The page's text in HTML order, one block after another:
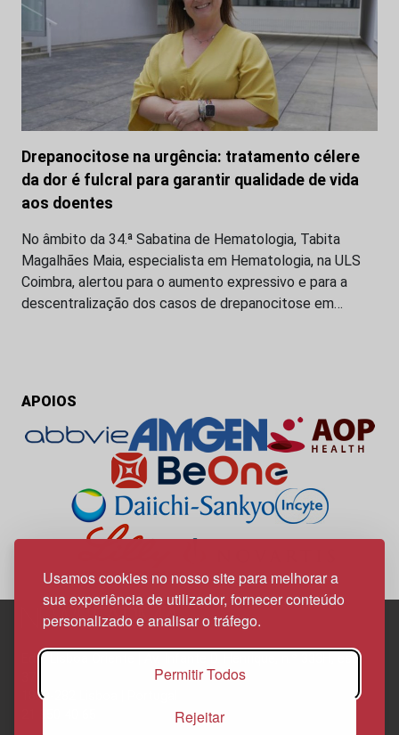
Usamos cookies no nosso site para melhorar a
sua experiência de utilizador, fornecer conteúdo
personalizado e analisar o tráfego.
Permitir Todos
Rejeitar
Drepanocitose na urgência: tratamento célere
da dor é fulcral para garantir qualidade de vida
aos doentes
No âmbito da 34.ª Sabatina de Hematologia, Tabita
Magalhães Maia, especialista em Hematologia, na ULS
Coimbra, alertou para o aumento expressivo e para a
descentralização dos casos de drepanocitose em…
APOIOS
Edif. Lisboa Oriente | Av. Infante D. Henrique, n.º 333H, esc.
1800-282 Lisboa | Portugal